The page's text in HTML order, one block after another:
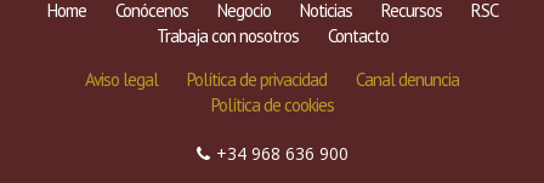
Home Conócenos Negocio Noticias Recursos
RSC
Trabaja con nosotros
Contacto
Aviso legal
Política de privacidad
Canal denuncia
Política de cookies
+34 968 636 900